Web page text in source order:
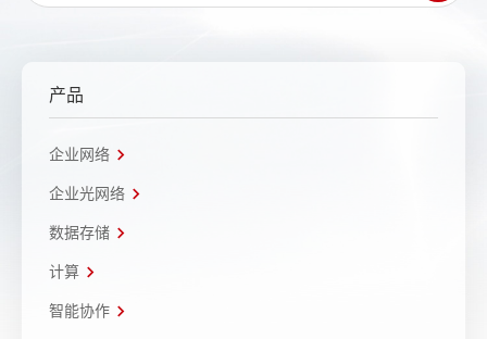
产品
企业网络
企业光网络
数据存储
计算
智能协作